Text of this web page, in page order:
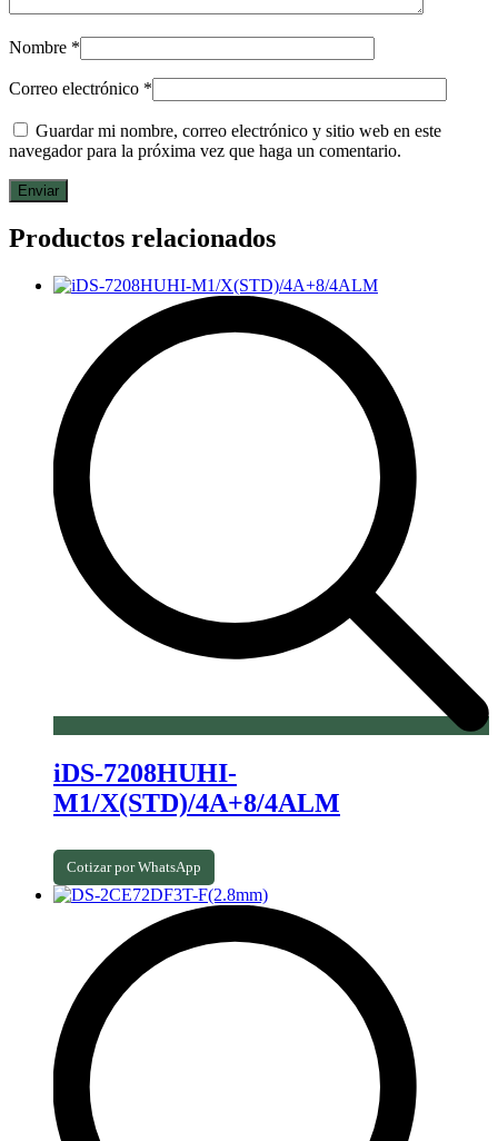
Nombre *
Correo electrónico *
Guardar mi nombre, correo electrónico y sitio web en este
navegador para la próxima vez que haga un comentario.
Productos relacionados
iDS-7208HUHI-
M1/X(STD)/4A+8/4ALM
Cotizar por WhatsApp